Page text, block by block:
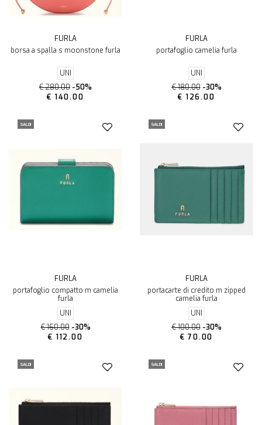
FURLA
borsa a spalla s moonstone furla
UNI
€ 280.00 -50%
€ 140.00
FURLA
portafoglio camelia furla
UNI
€ 180.00 -30%
€ 126.00
SALDI
FURLA
portafoglio compatto m camelia
furla
UNI
€ 160.00 -30%
€ 112.00
SALDI
FURLA
portacarte di credito m zipped
camelia furla
UNI
€ 100.00 -30%
€ 70.00
SALDI SALDI